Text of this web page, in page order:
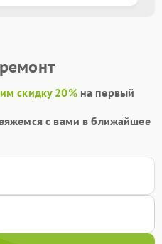
скидку 20%на первый
с вами в ближайшее